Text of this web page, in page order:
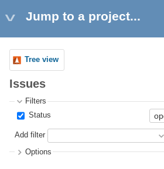
Jump to a project...
Tree view
Issues
Filters
Status
Add filter
Options